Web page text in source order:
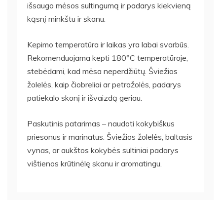
išsaugo mėsos sultingumą ir padarys kiekvieną
kąsnį minkštu ir skanu.
Kepimo temperatūra ir laikas yra labai svarbūs.
Rekomenduojama kepti 180°C temperatūroje,
stebėdami, kad mėsa neperdžiūtų. Šviežios
žolelės, kaip čiobreliai ar petražolės, padarys
patiekalo skonį ir išvaizdą geriau.
Paskutinis patarimas – naudoti kokybiškus
priesonus ir marinatus. Šviežios žolelės, baltasis
vynas, ar aukštos kokybės sultiniai padarys
vištienos krūtinėlę skanu ir aromatingu.